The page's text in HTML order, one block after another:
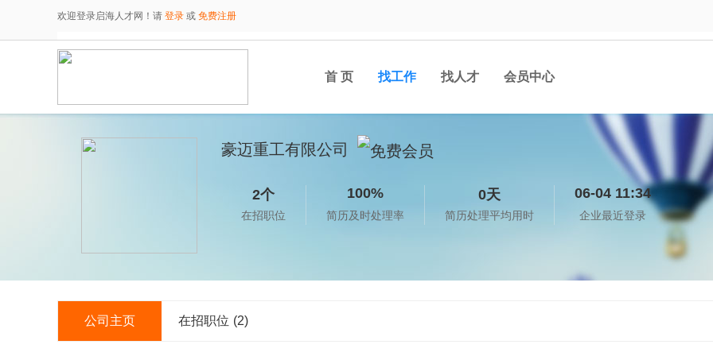
欢迎登录启海人才网！请 登录 或 免费注册
首 页 找工作 找人才 会员中心
豪迈重工有限公司
2个
在招职位
100%
简历及时处理率
0天
简历处理平均用时
06-04 11:34
企业最近登录
公司主页 在招职位 (2)